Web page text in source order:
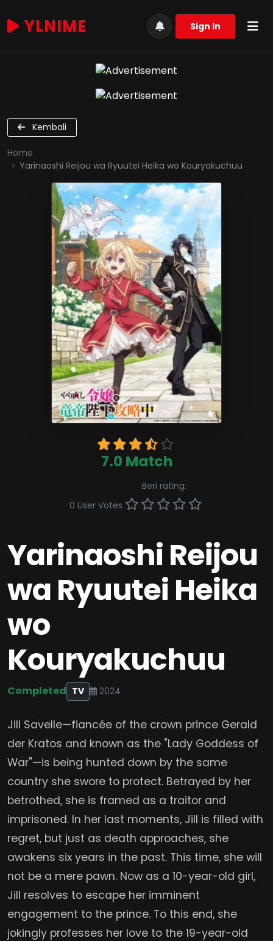
YLNIME Sign In
Kembali
Home
Yarinaoshi Reijou wa Ryuutei Heika wo Kouryakuchuu
7.0 Match
0 User Votes
Beri rating:
Yarinaoshi Reijou
wa Ryuutei Heika
wo
Kouryakuchuu
Completed TV 2024
Jill Savelle—fiancée of the crown prince Gerald
der Kratos and known as the "Lady Goddess of
War"—is being hunted down by the same
country she swore to protect. Betrayed by her
betrothed, she is framed as a traitor and
imprisoned. In her last moments, Jill is filled with
regret, but just as death approaches, she
awakens six years in the past. This time, she will
not be a mere pawn. Now as a 10-year-old girl,
Jill resolves to escape her imminent
engagement to the prince. To this end, she
jokingly professes her love to the 19-year-old